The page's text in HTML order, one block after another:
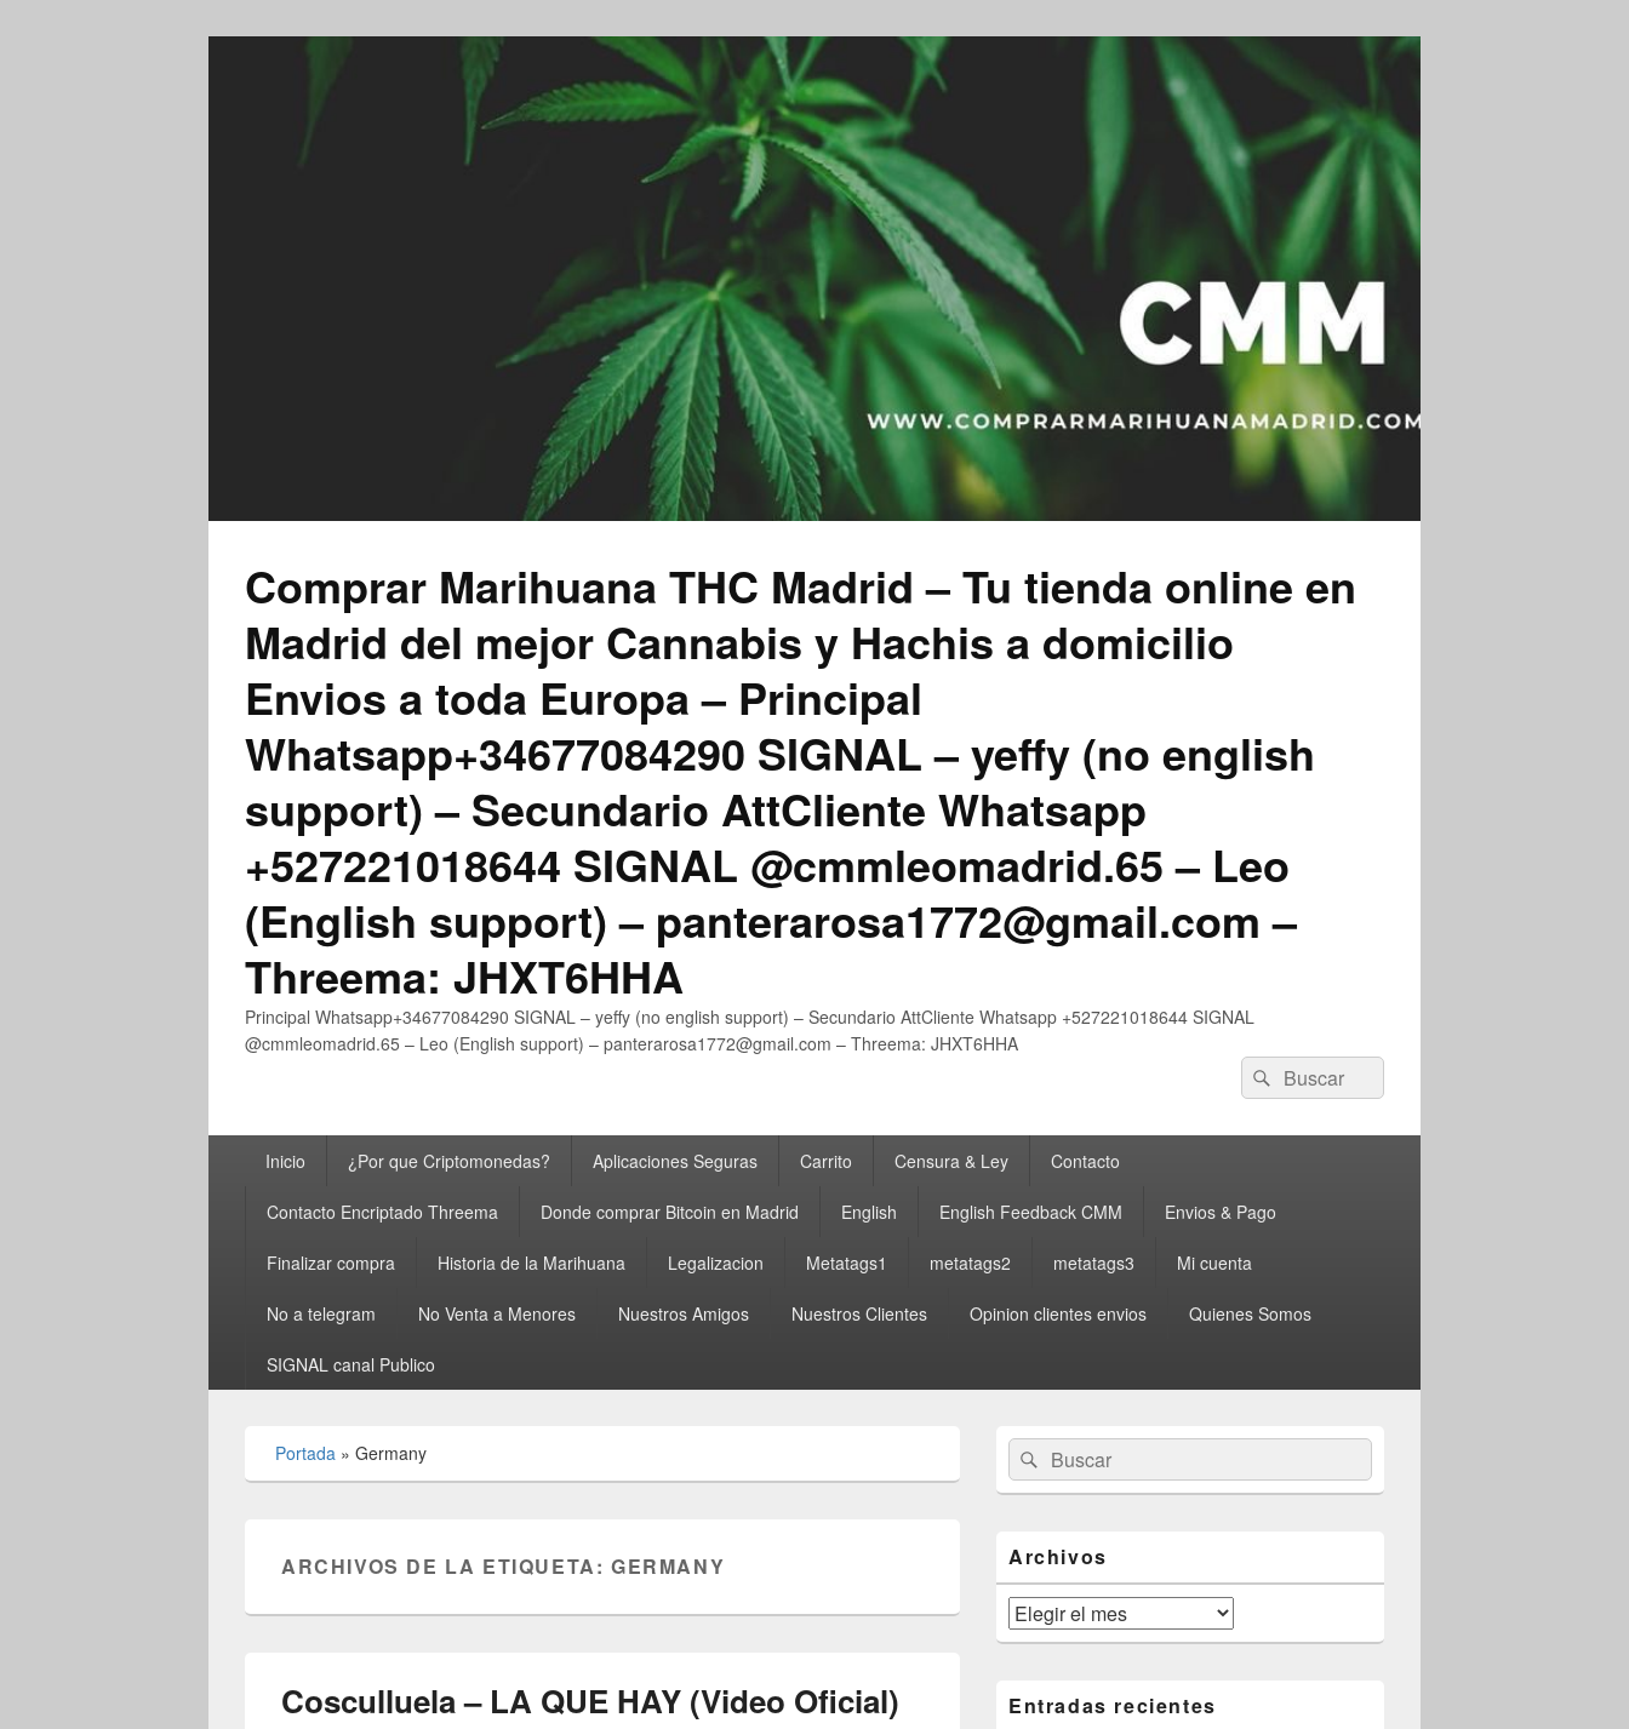
Comprar Marihuana THC Madrid – Tu tienda online en
Madrid del mejor Cannabis y Hachis a domicilio
Envios a toda Europa – Principal
Whatsapp+34677084290 SIGNAL – yeffy (no english
support) – Secundario AttCliente Whatsapp
+527221018644 SIGNAL @cmmleomadrid.65 – Leo
(English support) – panterarosa1772@gmail.com –
Threema: JHXT6HHA
Principal Whatsapp+34677084290 SIGNAL – yeffy (no english support) – Secundario AttCliente Whatsapp +527221018644 SIGNAL
@cmmleomadrid.65 – Leo (English support) – panterarosa1772@gmail.com – Threema: JHXT6HHA
Buscar
por:
Buscar
principalInicio ¿Por que Criptomonedas? Aplicaciones Seguras Carrito Censura & Ley Contacto
Contacto Encriptado Threema Donde comprar Bitcoin en Madrid English English Feedback CMM Envios & Pago
Finalizar compra Historia de la Marihuana Legalizacion Metatags1 metatags2 metatags3 Mi cuenta
No a telegram No Venta a Menores Nuestros Amigos Nuestros Clientes Opinion clientes envios Quienes Somos
SIGNAL canal Publico
Portada » Germany
ARCHIVOS DE LA ETIQUETA:GERMANY
Cosculluela – LA QUE HAY (Video Oficial)
área
de
widget
lateral
primaria
Buscar
por:
Buscar
Archivos
Archivos
Entradas recientes